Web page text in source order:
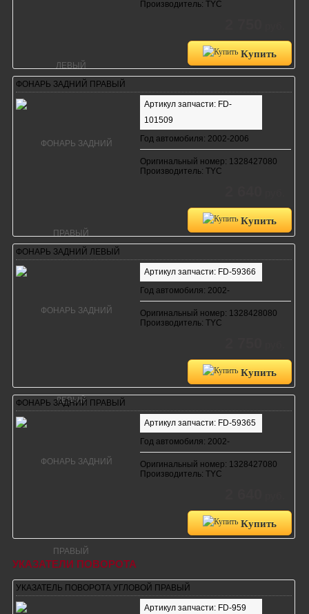
Производитель: TYC
Купить
ФОНАРЬ ЗАДНИЙ ПРАВЫЙ
Артикул запчасти: FD-
101509
Год автомобиля: 2002-2006
Оригинальный номер: 1328427080
Производитель: TYC
Купить
ФОНАРЬ ЗАДНИЙ ЛЕВЫЙ
Артикул запчасти: FD-59366
Год автомобиля: 2002-
Оригинальный номер: 1328428080
Производитель: TYC
Купить
ФОНАРЬ ЗАДНИЙ ПРАВЫЙ
Артикул запчасти: FD-59365
Год автомобиля: 2002-
Оригинальный номер: 1328427080
Производитель: TYC
Купить
УКАЗАТЕЛИ ПОВОРОТА
УКАЗАТЕЛЬ ПОВОРОТА УГЛОВОЙ ПРАВЫЙ
Артикул запчасти: FD-959